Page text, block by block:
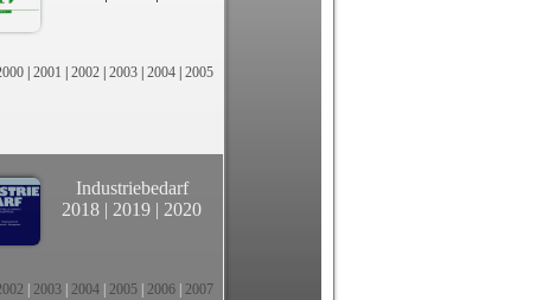
| 2001 | 2002 | 2003 | 2004 | 2005
Industriebedarf
2018 | 2019 | 2020
2003 2004 2005 2006 2007